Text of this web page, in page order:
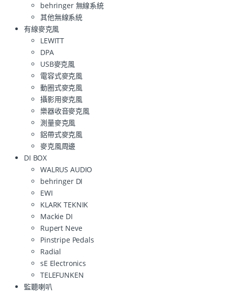
behringer 無線系統
其他無線系統
有線麥克風
LEWITT
DPA
USB麥克風
電容式麥克風
動圈式麥克風
攝影用麥克風
樂器收音麥克風
測量麥克風
鋁帶式麥克風
麥克風周邊
DI BOX
WALRUS AUDIO
behringer DI
EWI
KLARK TEKNIK
Mackie DI
Rupert Neve
Pinstripe Pedals
Radial
sE Electronics
TELEFUNKEN
監聽喇叭